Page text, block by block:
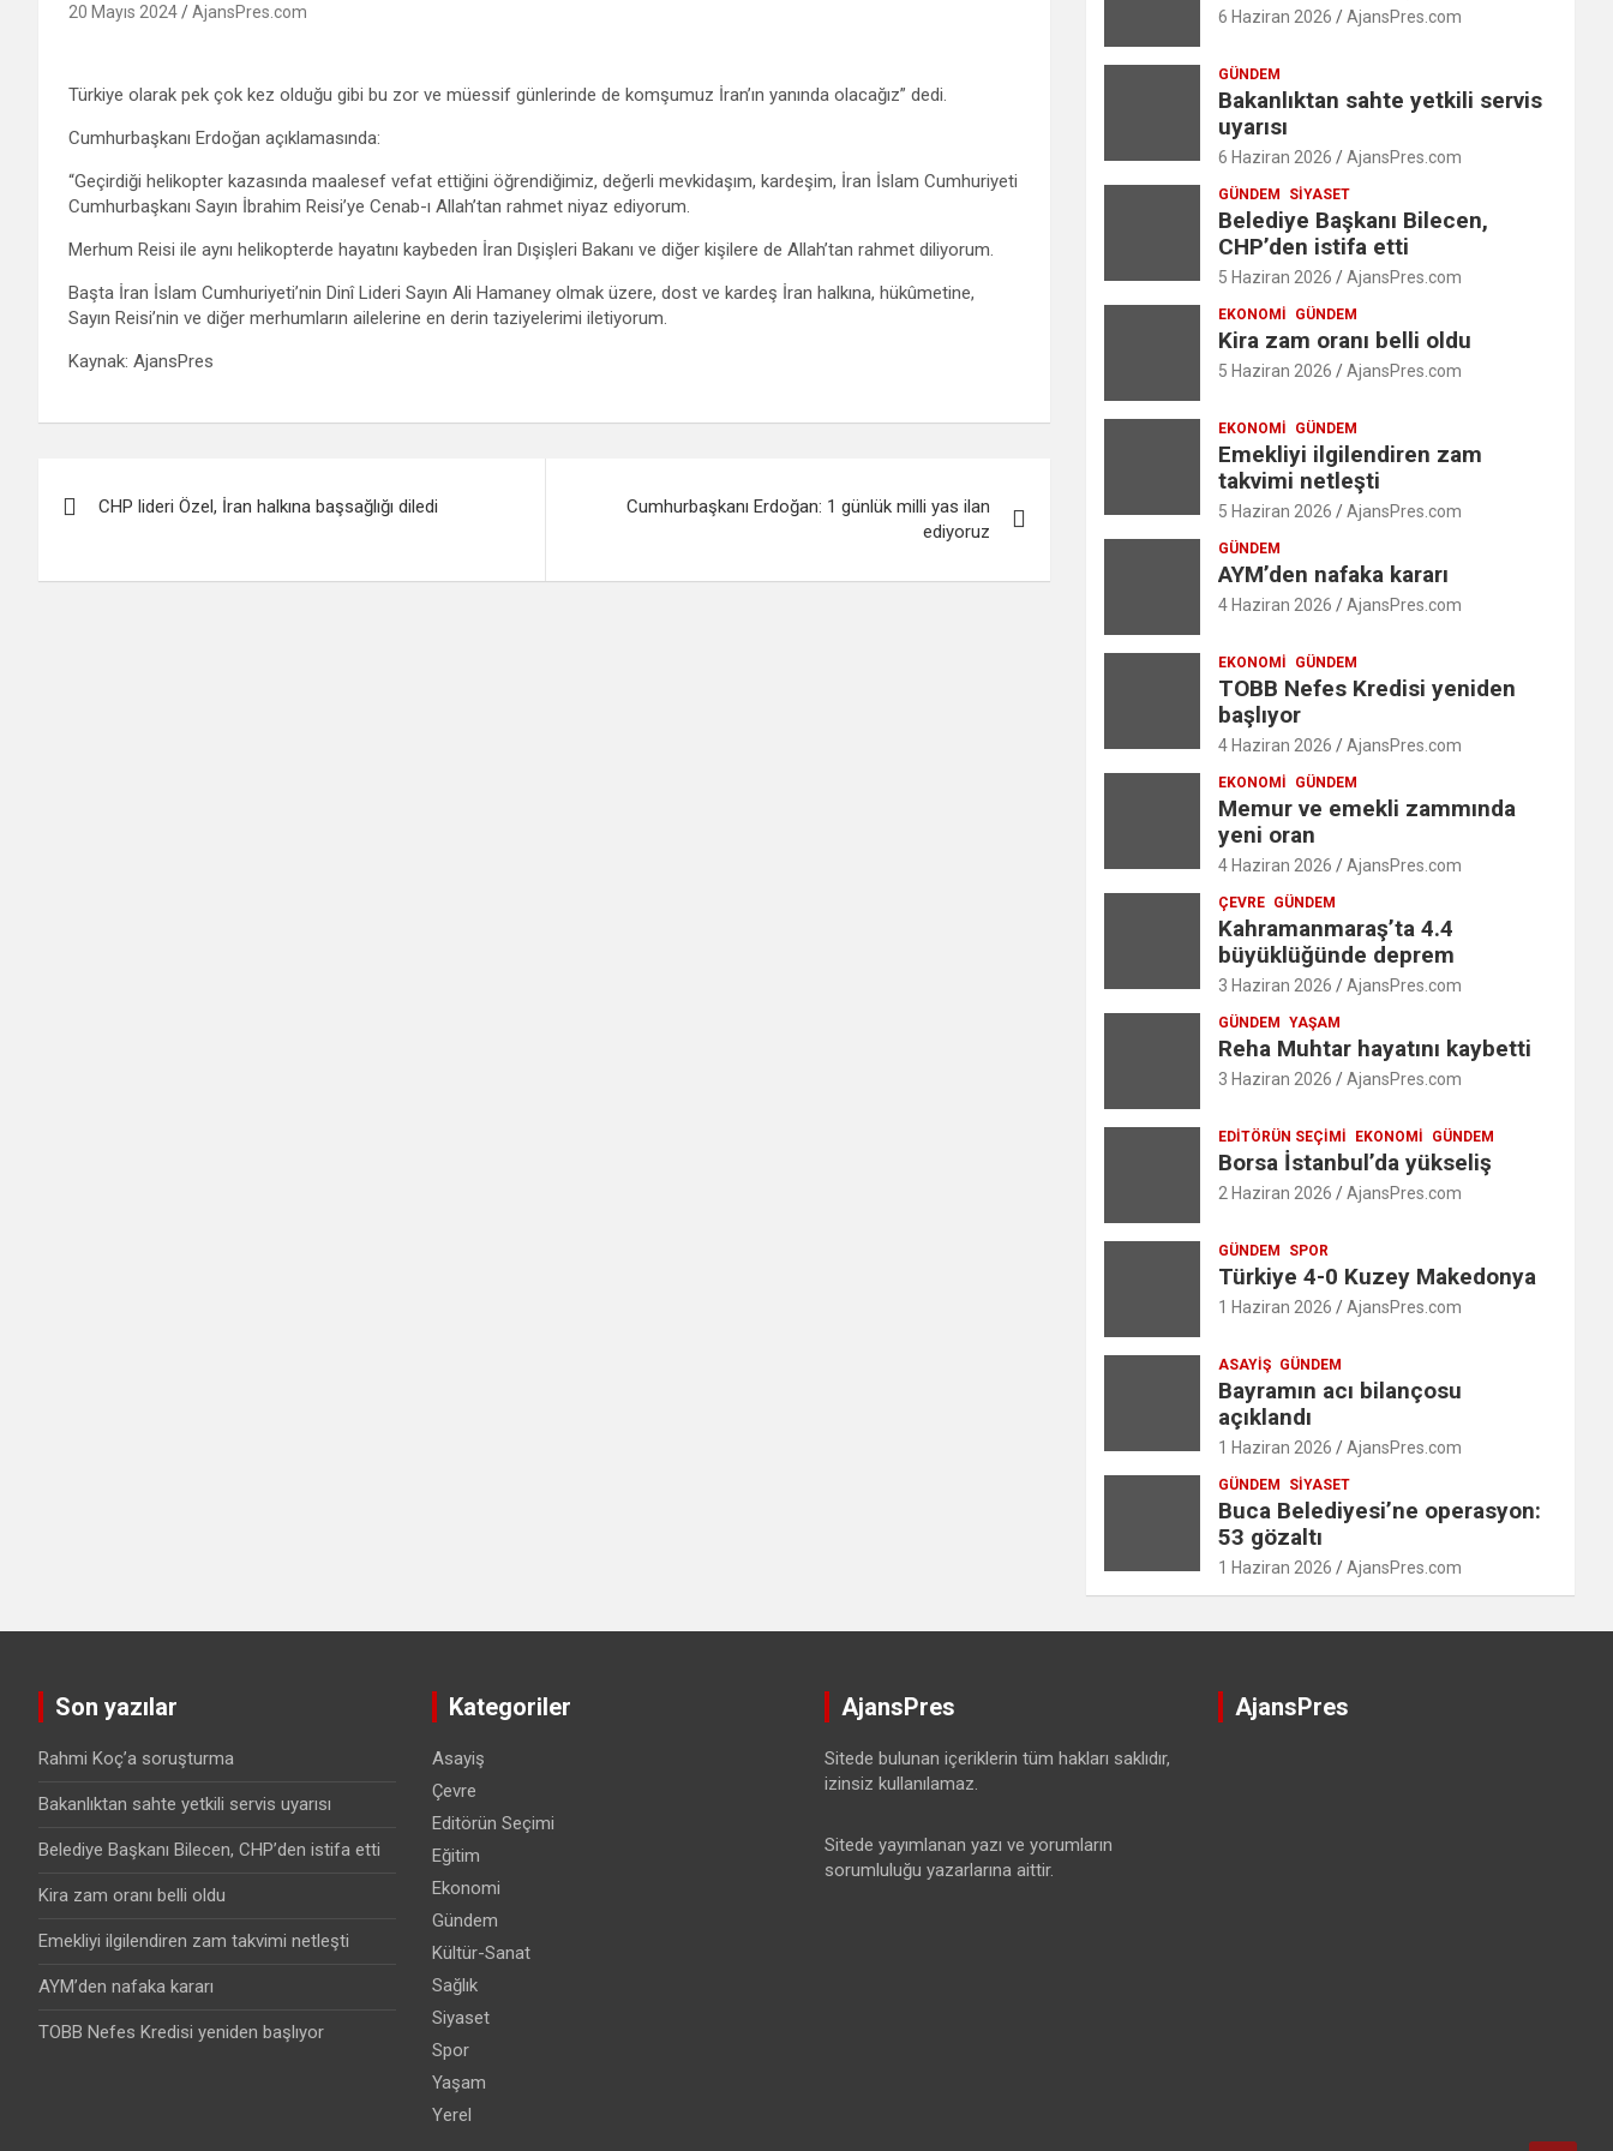
20 Mayıs 2024 AjansPres.com
Türkiye olarak pek çok kez olduğu gibi bu zor ve müessif günlerinde de komşumuz İran’ın yanında olacağız” dedi.
Cumhurbaşkanı Erdoğan açıklamasında:
“Geçirdiği helikopter kazasında maalesef vefat ettiğini öğrendiğimiz, değerli mevkidaşım, kardeşim, İran İslam Cumhuriyeti
Cumhurbaşkanı Sayın İbrahim Reisi’ye Cenab-ı Allah’tan rahmet niyaz ediyorum.
Merhum Reisi ile aynı helikopterde hayatını kaybeden İran Dışişleri Bakanı ve diğer kişilere de Allah’tan rahmet diliyorum.
Başta İran İslam Cumhuriyeti’nin Dinî Lideri Sayın Ali Hamaney olmak üzere, dost ve kardeş İran halkına, hükûmetine,
Sayın Reisi’nin ve diğer merhumların ailelerine en derin taziyelerimi iletiyorum.
Kaynak: AjansPres
gezinmesi
CHP lideri Özel, İran halkına başsağlığı diledi
Cumhurbaşkanı Erdoğan: 1 günlük milli yas ilan
ediyoruz
6 Haziran 2026 AjansPres.com
GÜNDEM
Bakanlıktan sahte yetkili servis
uyarısı
6 Haziran 2026 AjansPres.com
GÜNDEM SIYASET
Belediye Başkanı Bilecen,
CHP’den istifa etti
5 Haziran 2026 AjansPres.com
EKONOMI GÜNDEM
Kira zam oranı belli oldu
5 Haziran 2026 AjansPres.com
EKONOMI GÜNDEM
Emekliyi ilgilendiren zam
takvimi netleşti
5 Haziran 2026 AjansPres.com
GÜNDEM
AYM’den nafaka kararı
4 Haziran 2026 AjansPres.com
EKONOMI GÜNDEM
TOBB Nefes Kredisi yeniden
başlıyor
4 Haziran 2026 AjansPres.com
EKONOMI GÜNDEM
Memur ve emekli zammında
yeni oran
4 Haziran 2026 AjansPres.com
ÇEVRE GÜNDEM
Kahramanmaraş’ta 4.4
büyüklüğünde deprem
3 Haziran 2026 AjansPres.com
GÜNDEM YAŞAM
Reha Muhtar hayatını kaybetti
3 Haziran 2026 AjansPres.com
EDITÖRÜN SEÇIMI EKONOMI GÜNDEM
Borsa İstanbul’da yükseliş
2 Haziran 2026 AjansPres.com
GÜNDEM SPOR
Türkiye 4-0 Kuzey Makedonya
1 Haziran 2026 AjansPres.com
ASAYIŞ GÜNDEM
Bayramın acı bilançosu
açıklandı
1 Haziran 2026 AjansPres.com
GÜNDEM SIYASET
Buca Belediyesi’ne operasyon:
53 gözaltı
1 Haziran 2026 AjansPres.com
Son yazılar
Rahmi Koç’a soruşturma
Bakanlıktan sahte yetkili servis uyarısı
Belediye Başkanı Bilecen, CHP’den istifa etti
Kira zam oranı belli oldu
Emekliyi ilgilendiren zam takvimi netleşti
AYM’den nafaka kararı
TOBB Nefes Kredisi yeniden başlıyor
Kategoriler
Asayiş
Çevre
Editörün Seçimi
Eğitim
Ekonomi
Gündem
Kültür-Sanat
Sağlık
Siyaset
Spor
Yaşam
Yerel
AjansPres
Sitede bulunan içeriklerin tüm hakları saklıdır,
izinsiz kullanılamaz.
Sitede yayımlanan yazı ve yorumların
sorumluluğu yazarlarına aittir.
AjansPres